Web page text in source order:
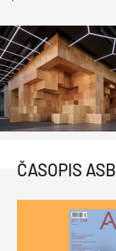
ČASOPIS ASB